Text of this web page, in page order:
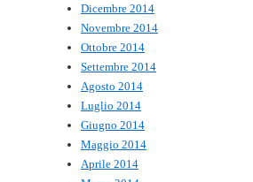
Dicembre 2014
Novembre 2014
Ottobre 2014
Settembre 2014
Agosto 2014
Luglio 2014
Giugno 2014
Maggio 2014
Aprile 2014